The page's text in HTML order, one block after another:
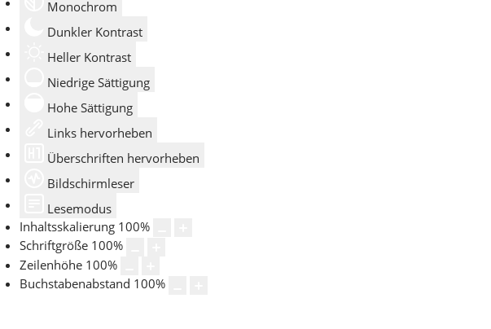
Monochrom
Dunkler Kontrast
Heller Kontrast
Niedrige Sättigung
Hohe Sättigung
Links hervorheben
Überschriften hervorheben
Bildschirmleser
Lesemodus
Inhaltsskalierung 100%
Schriftgröße 100%
Zeilenhöhe 100%
Buchstabenabstand 100%